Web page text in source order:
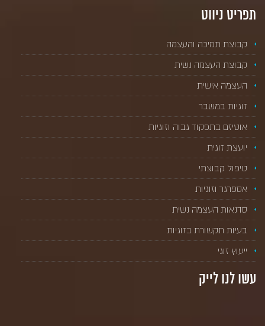
תפריט ניווט
קבוצת תמיכה והעצמה
קבוצת העצמה נשית
העצמה אישית
זוגיות במשבר
אוטיזם בתפקוד גבוה וזוגיות
יועצת זוגית
טיפול קבוצתי
אספרגר וזוגיות
סדנאות העצמה נשית
בעיות תקשורת בזוגיות
ייעוץ זוגי
עשו לנו לייק